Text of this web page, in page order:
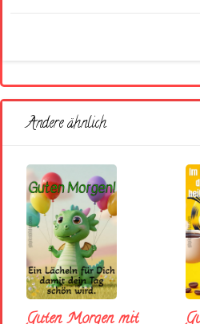
Andere ähnlich